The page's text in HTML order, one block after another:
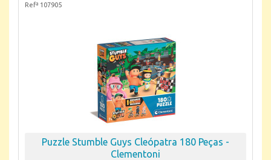
Refª 107905
Puzzle Stumble Guys Cleópatra 180 Peças -
Clementoni